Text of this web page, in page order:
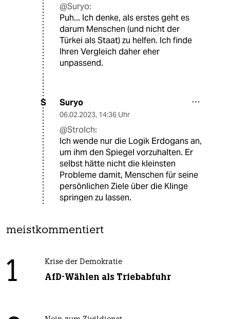
@Suryo:
Puh... Ich denke, als erstes geht es
darum Menschen (und nicht der
Türkei als Staat) zu helfen. Ich finde
Ihren Vergleich daher eher
unpassend.
S Suryo
06.02.2023, 14:36 Uhr
@Strolch:
Ich wende nur die Logik Erdogans an,
um ihm den Spiegel vorzuhalten. Er
selbst hätte nicht die kleinsten
Probleme damit, Menschen für seine
persönlichen Ziele über die Klinge
springen zu lassen.
meistkommentiert
1 Krise der Demokratie
AfD-Wählen als Triebabfuhr